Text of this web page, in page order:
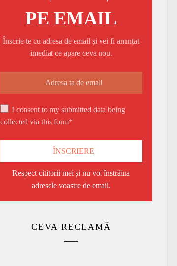
PE EMAIL
Înscrie-te cu adresa de email și vei fi anunțat
imediat ce apare ceva nou.
I consent to my submitted data being
collected via this form*
Respect cititorii mei și nu voi înstrăina
adresele voastre de email.
CEVA RECLAMĂ